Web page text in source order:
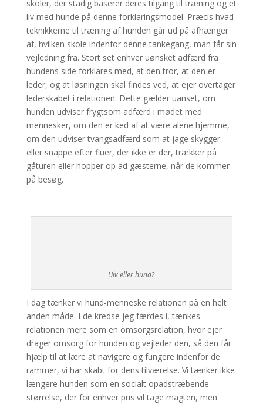
skoler, der stadig baserer deres tilgang til træning og et
liv med hunde på denne forklaringsmodel. Præcis hvad
teknikkerne til træning af hunden går ud på afhænger
af, hvilken skole indenfor denne tankegang, man får sin
vejledning fra. Stort set enhver uønsket adfærd fra
hundens side forklares med, at den tror, at den er
leder, og at løsningen skal findes ved, at ejer overtager
lederskabet i relationen. Dette gælder uanset, om
hunden udviser frygtsom adfærd i mødet med
mennesker, om den er ked af at være alene hjemme,
om den udviser tvangsadfærd som at jage skygger
eller snappe efter fluer, der ikke er der, trækker på
gåturen eller hopper op ad gæsterne, når de kommer
på besøg.
Ulv eller hund?
I dag tænker vi hund-menneske relationen på en helt
anden måde. I de kredse jeg færdes i, tænkes
relationen mere som en omsorgsrelation, hvor ejer
drager omsorg for hunden og vejleder den, så den får
hjælp til at lære at navigere og fungere indenfor de
rammer, vi har skabt for dens tilværelse. Vi tænker ikke
længere hunden som en socialt opadstræbende
størrelse, der for enhver pris vil tage magten, men